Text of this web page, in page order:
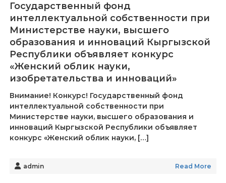
Государственный фонд
интеллектуальной собственности при
Министерстве науки, высшего
образования и инноваций Кыргызской
Республики объявляет конкурс
«Женский облик науки,
изобретательства и инноваций»
Внимание! Конкурс! Государственный фонд
интеллектуальной собственности при
Министерстве науки, высшего образования и
инноваций Кыргызской Республики объявляет
конкурс «Женский облик науки, […]
admin Read More